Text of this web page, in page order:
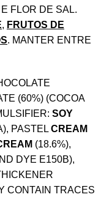
FLOR DE SAL.
, FRUTOS DE
. MANTER ENTRE
(60%) (COCOA
SOY
PASTEL CREAM
(18.6%),
DYE E150B),
CONTAIN TRACES